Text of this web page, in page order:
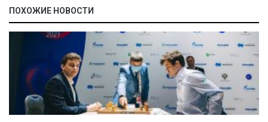
ПОХОЖИЕ НОВОСТИ